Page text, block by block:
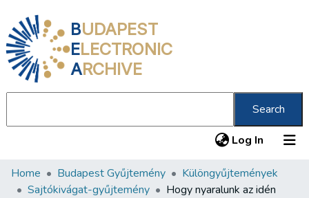
BUDAPEST
ELECTRONIC
ARCHIVE
Search
Log In (current)
Communities & Collections
Home Budapest Gyűjtemény
Különgyűjtemények
Sajtókivágat-gyűjtemény
Hogy nyaralunk az idén